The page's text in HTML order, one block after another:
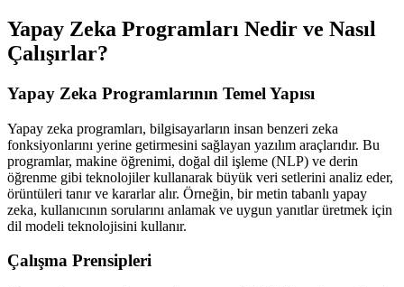
Yapay Zeka Programları Nedir ve Nasıl
Çalışırlar?
Yapay Zeka Programlarının Temel Yapısı
Yapay zeka programları, bilgisayarların insan benzeri zeka
fonksiyonlarını yerine getirmesini sağlayan yazılım araçlarıdır. Bu
programlar, makine öğrenimi, doğal dil işleme (NLP) ve derin
öğrenme gibi teknolojiler kullanarak büyük veri setlerini analiz eder,
örüntüleri tanır ve kararlar alır. Örneğin, bir metin tabanlı yapay
zeka, kullanıcının sorularını anlamak ve uygun yanıtlar üretmek için
dil modeli teknolojisini kullanır.
Çalışma Prensipleri